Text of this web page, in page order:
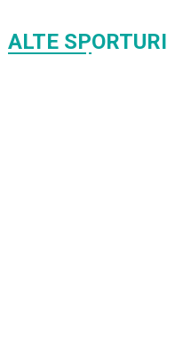
ALTE SPORTURI